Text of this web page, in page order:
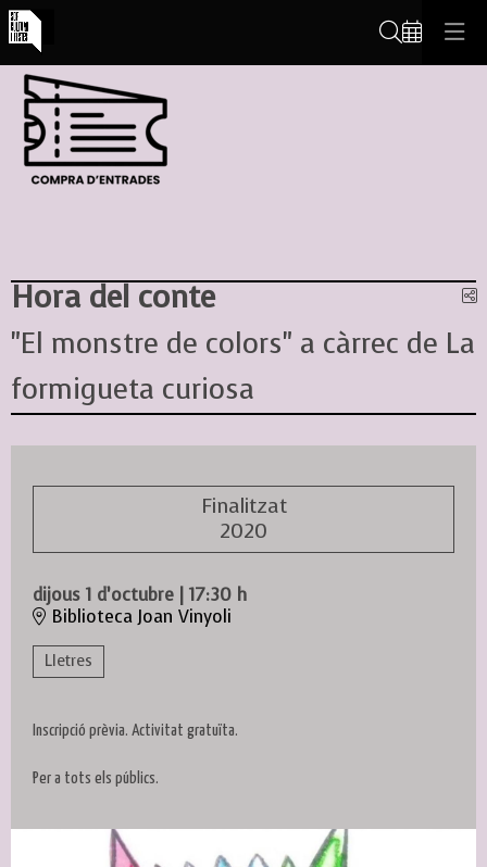
Hora del conte
"El monstre de colors" a càrrec de La
formigueta curiosa
Finalitzat
2020
dijous 1 d’octubre | 17:30 h
Biblioteca Joan Vinyoli
Lletres
Inscripció prèvia. Activitat gratuïta.
Per a tots els públics.